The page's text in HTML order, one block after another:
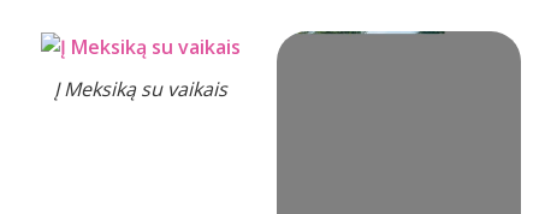
Į Meksiką su vaikais